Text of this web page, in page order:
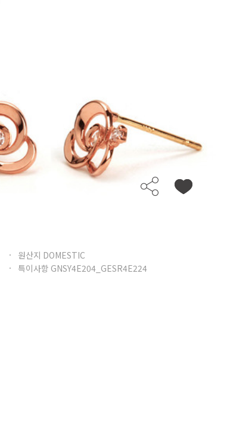
원산지 DOMESTIC
특이사항 GNSY4E204_GESR4E224